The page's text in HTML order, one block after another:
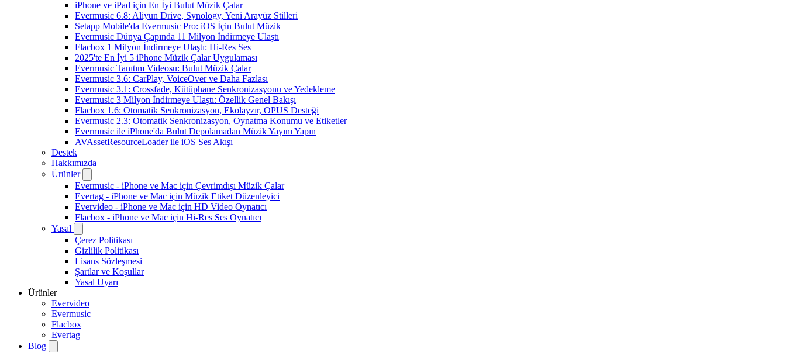
iPhone ve iPad için En İyi Bulut Müzik Çalar
Evermusic 6.8: Aliyun Drive, Synology, Yeni Arayüz Stilleri
Setapp Mobile'da Evermusic Pro: iOS İçin Bulut Müzik
Evermusic Dünya Çapında 11 Milyon İndirmeye Ulaştı
Flacbox 1 Milyon İndirmeye Ulaştı: Hi-Res Ses
2025'te En İyi 5 iPhone Müzik Çalar Uygulaması
Evermusic Tanıtım Videosu: Bulut Müzik Çalar
Evermusic 3.6: CarPlay, VoiceOver ve Daha Fazlası
Evermusic 3.1: Crossfade, Kütüphane Senkronizasyonu ve Yedekleme
Evermusic 3 Milyon İndirmeye Ulaştı: Özellik Genel Bakışı
Flacbox 1.6: Otomatik Senkronizasyon, Ekolayzır, OPUS Desteği
Evermusic 2.3: Otomatik Senkronizasyon, Oynatma Konumu ve Etiketler
Evermusic ile iPhone'da Bulut Depolamadan Müzik Yayını Yapın
AVAssetResourceLoader ile iOS Ses Akışı
Destek
Hakkımızda
Ürünler
Evermusic - iPhone ve Mac için Çevrimdışı Müzik Çalar
Evertag - iPhone ve Mac için Müzik Etiket Düzenleyici
Evervideo - iPhone ve Mac için HD Video Oynatıcı
Flacbox - iPhone ve Mac için Hi-Res Ses Oynatıcı
Yasal
Çerez Politikası
Gizlilik Politikası
Lisans Sözleşmesi
Şartlar ve Koşullar
Yasal Uyarı
Ürünler
Evervideo
Evermusic
Flacbox
Evertag
Blog